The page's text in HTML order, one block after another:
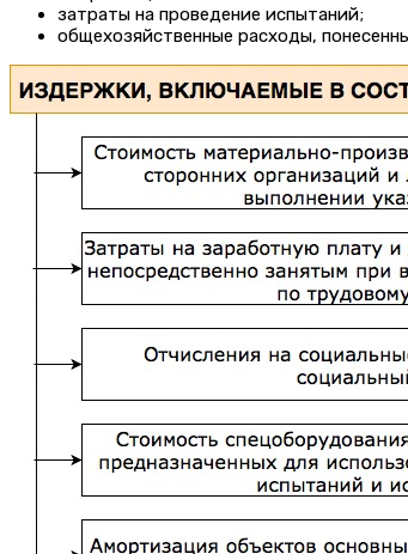
затраты на проведение испытаний;
общехозяйственные расходы,